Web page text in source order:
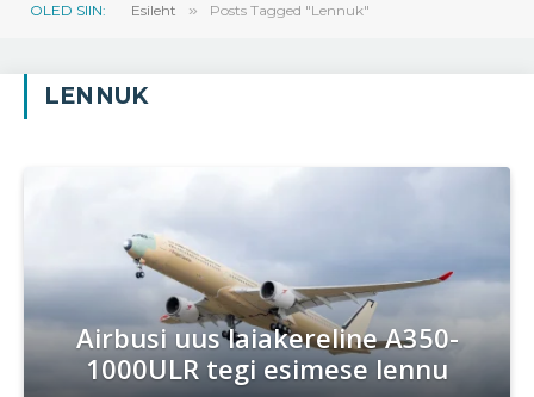
OLED SIIN: Esileht » Posts Tagged "Lennuk"
LENNUK
Airbusi uus laiakereline A350-
1000ULR tegi esimese lennu